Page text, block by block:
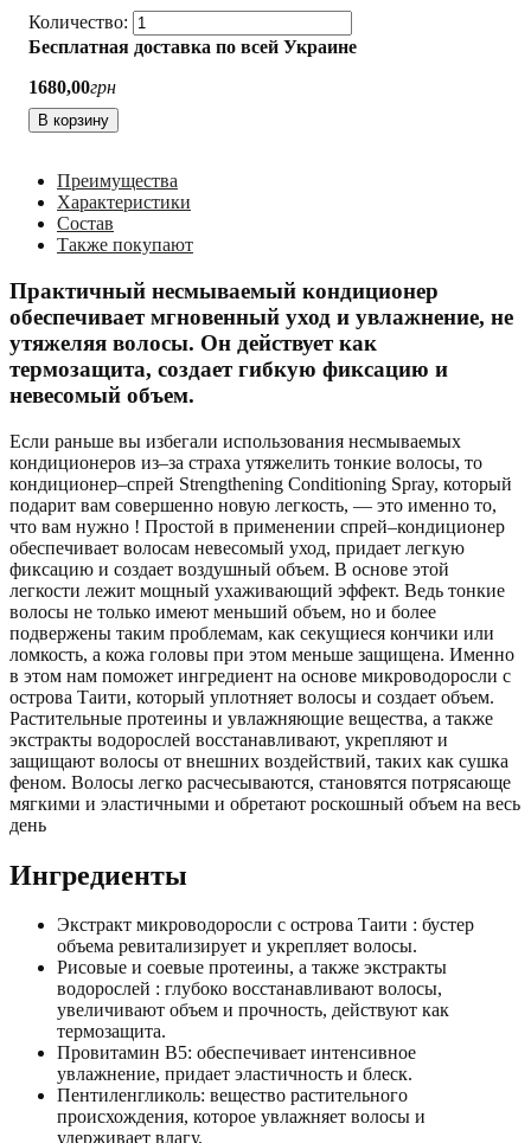
Бесплатная доставка по всей Украине
1680,00грн
В корзину
Преимущества
Характеристики
Состав
Также покупают
Практичный несмываемый кондиционер
обеспечивает мгновенный уход и увлажнение, не
утяжеляя волосы. Он действует как
термозащита, создает гибкую фиксацию и
невесомый объем.
Если раньше вы избегали использования несмываемых
кондиционеров из–за страха утяжелить тонкие волосы, то
кондиционер–спрей Strengthening Conditioning Spray, который
подарит вам совершенно новую легкость, — это именно то,
что вам нужно ! Простой в применении спрей–кондиционер
обеспечивает волосам невесомый уход, придает легкую
фиксацию и создает воздушный объем. В основе этой
легкости лежит мощный ухаживающий эффект. Ведь тонкие
волосы не только имеют меньший объем, но и более
подвержены таким проблемам, как секущиеся кончики или
ломкость, а кожа головы при этом меньше защищена. Именно
в этом нам поможет ингредиент на основе микроводоросли с
острова Таити, который уплотняет волосы и создает объем.
Растительные протеины и увлажняющие вещества, а также
экстракты водорослей восстанавливают, укрепляют и
защищают волосы от внешних воздействий, таких как сушка
феном. Волосы легко расчесываются, становятся потрясающе
мягкими и эластичными и обретают роскошный объем на весь
день
Ингредиенты
Экстракт микроводоросли с острова Таити : бустер
объема ревитализирует и укрепляет волосы.
Рисовые и соевые протеины, а также экстракты
водорослей : глубоко восстанавливают волосы,
увеличивают объем и прочность, действуют как
термозащита.
Провитамин В5: обеспечивает интенсивное
увлажнение, придает эластичность и блеск.
Пентиленгликоль: вещество растительного
происхождения, которое увлажняет волосы и
удерживает влагу.